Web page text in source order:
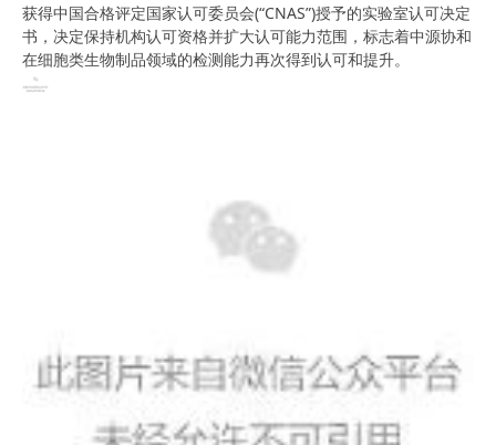
获得中国合格评定国家认可委员会(“CNAS”)授予的实验室认可决定
书，决定保持机构认可资格并扩大认可能力范围，标志着中源协和
在细胞类生物制品领域的检测能力再次得到认可和提升。